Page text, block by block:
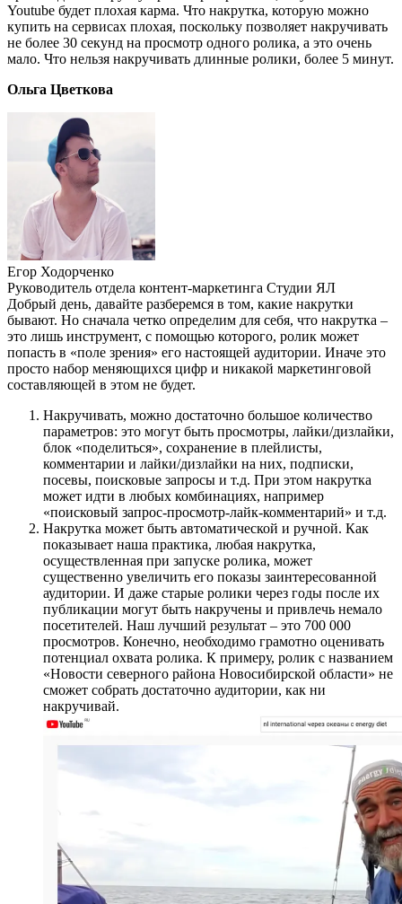
Youtube будет плохая карма. Что накрутка, которую можно
купить на сервисах плохая, поскольку позволяет накручивать
не более 30 секунд на просмотр одного ролика, а это очень
мало. Что нельзя накручивать длинные ролики, более 5 минут.
Ольга Цветкова
Егор Ходорченко
Руководитель отдела контент-маркетинга Студии ЯЛ
Добрый день, давайте разберемся в том, какие накрутки
бывают. Но сначала четко определим для себя, что накрутка –
это лишь инструмент, с помощью которого, ролик может
попасть в «поле зрения» его настоящей аудитории. Иначе это
просто набор меняющихся цифр и никакой маркетинговой
составляющей в этом не будет.
Накручивать, можно достаточно большое количество
параметров: это могут быть просмотры, лайки/дизлайки,
блок «поделиться», сохранение в плейлисты,
комментарии и лайки/дизлайки на них, подписки,
посевы, поисковые запросы и т.д. При этом накрутка
может идти в любых комбинациях, например
«поисковый запрос-просмотр-лайк-комментарий» и т.д.
Накрутка может быть автоматической и ручной. Как
показывает наша практика, любая накрутка,
осуществленная при запуске ролика, может
существенно увеличить его показы заинтересованной
аудитории. И даже старые ролики через годы после их
публикации могут быть накручены и привлечь немало
посетителей. Наш лучший результат – это 700 000
просмотров. Конечно, необходимо грамотно оценивать
потенциал охвата ролика. К примеру, ролик с названием
«Новости северного района Новосибирской области» не
сможет собрать достаточно аудитории, как ни
накручивай.